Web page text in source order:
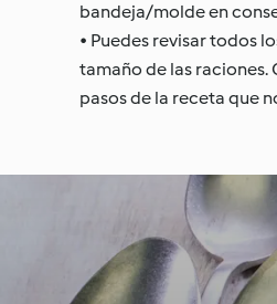
bandeja/molde en
• Puedes revisar todos
tamaño de las
pasos de la receta que